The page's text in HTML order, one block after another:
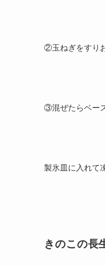
②玉ねぎをすり
③混ぜたらベー
製氷皿に入れて
きのこの長